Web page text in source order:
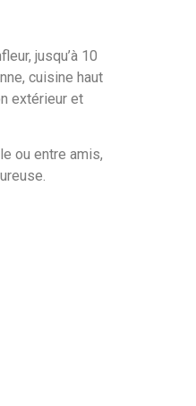
jusqu’à 10
cuisine haut
extérieur et
ou entre amis,